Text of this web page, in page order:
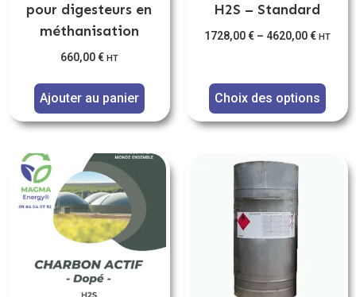
pour digesteurs en
méthanisation
660,00€ HT
Ajouter au panier
H2S – Standard
1728,00€– 4620,00€ HT
Choix des options